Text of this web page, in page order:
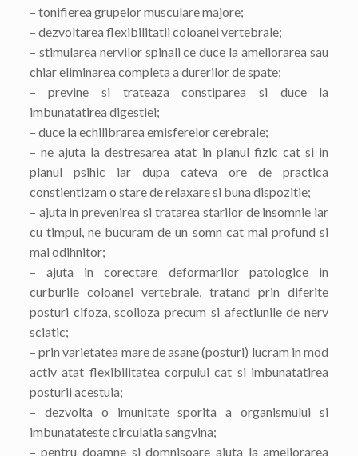
– tonifierea grupelor musculare majore;
– dezvoltarea flexibilitatii coloanei vertebrale;
– stimularea nervilor spinali ce duce la ameliorarea sau
chiar eliminarea completa a durerilor de spate;
– previne si trateaza constiparea si duce la
imbunatatirea digestiei;
– duce la echilibrarea emisferelor cerebrale;
– ne ajuta la destresarea atat in planul fizic cat si in
planul psihic iar dupa cateva ore de practica
constientizam o stare de relaxare si buna dispozitie;
– ajuta in prevenirea si tratarea starilor de insomnie iar
cu timpul, ne bucuram de un somn cat mai profund si
mai odihnitor;
– ajuta in corectare deformarilor patologice in
curburile coloanei vertebrale, tratand prin diferite
posturi cifoza, scolioza precum si afectiunile de nerv
sciatic;
– prin varietatea mare de asane (posturi) lucram in mod
activ atat flexibilitatea corpului cat si imbunatatirea
posturii acestuia;
– dezvolta o imunitate sporita a organismului si
imbunatateste circulatia sangvina;
– pentru doamne si domnisoare ajuta la ameliorarea